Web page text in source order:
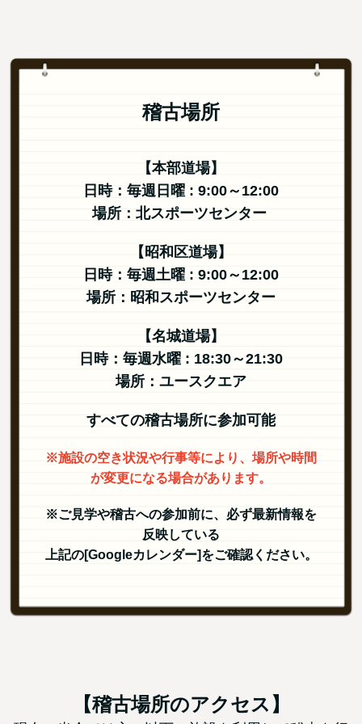
稽古場所
【本部道場】
日時：毎週日曜 : 9:00～12:00
場所：北スポーツセンター
【昭和区道場】
日時：毎週土曜 : 9:00～12:00
場所：昭和スポーツセンター
【名城道場】
日時：毎週水曜 : 18:30～21:30
場所：ユースクエア
すべての稽古場所に参加可能
※施設の空き状況や行事等により、場所や時間
が変更になる場合があります。
※ご見学や稽古への参加前に、必ず最新情報を
反映している
上記の[Googleカレンダー]をご確認ください。
【稽古場所のアクセス】